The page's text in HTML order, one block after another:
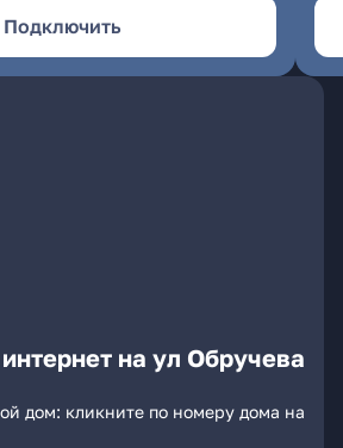
Подключить
на ул Обручева
дом: кликните по номеру дома на